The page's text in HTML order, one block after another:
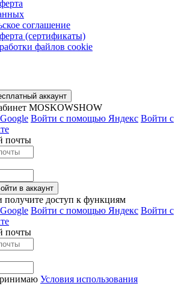
соглашение
(сертификаты)
файлов cookie
аккаунт
MOSKOWSHOW
Войти с помощью Яндекс Войти с
почты
получите доступ к функциям
Войти с помощью Яндекс Войти с
почты
Условия использования